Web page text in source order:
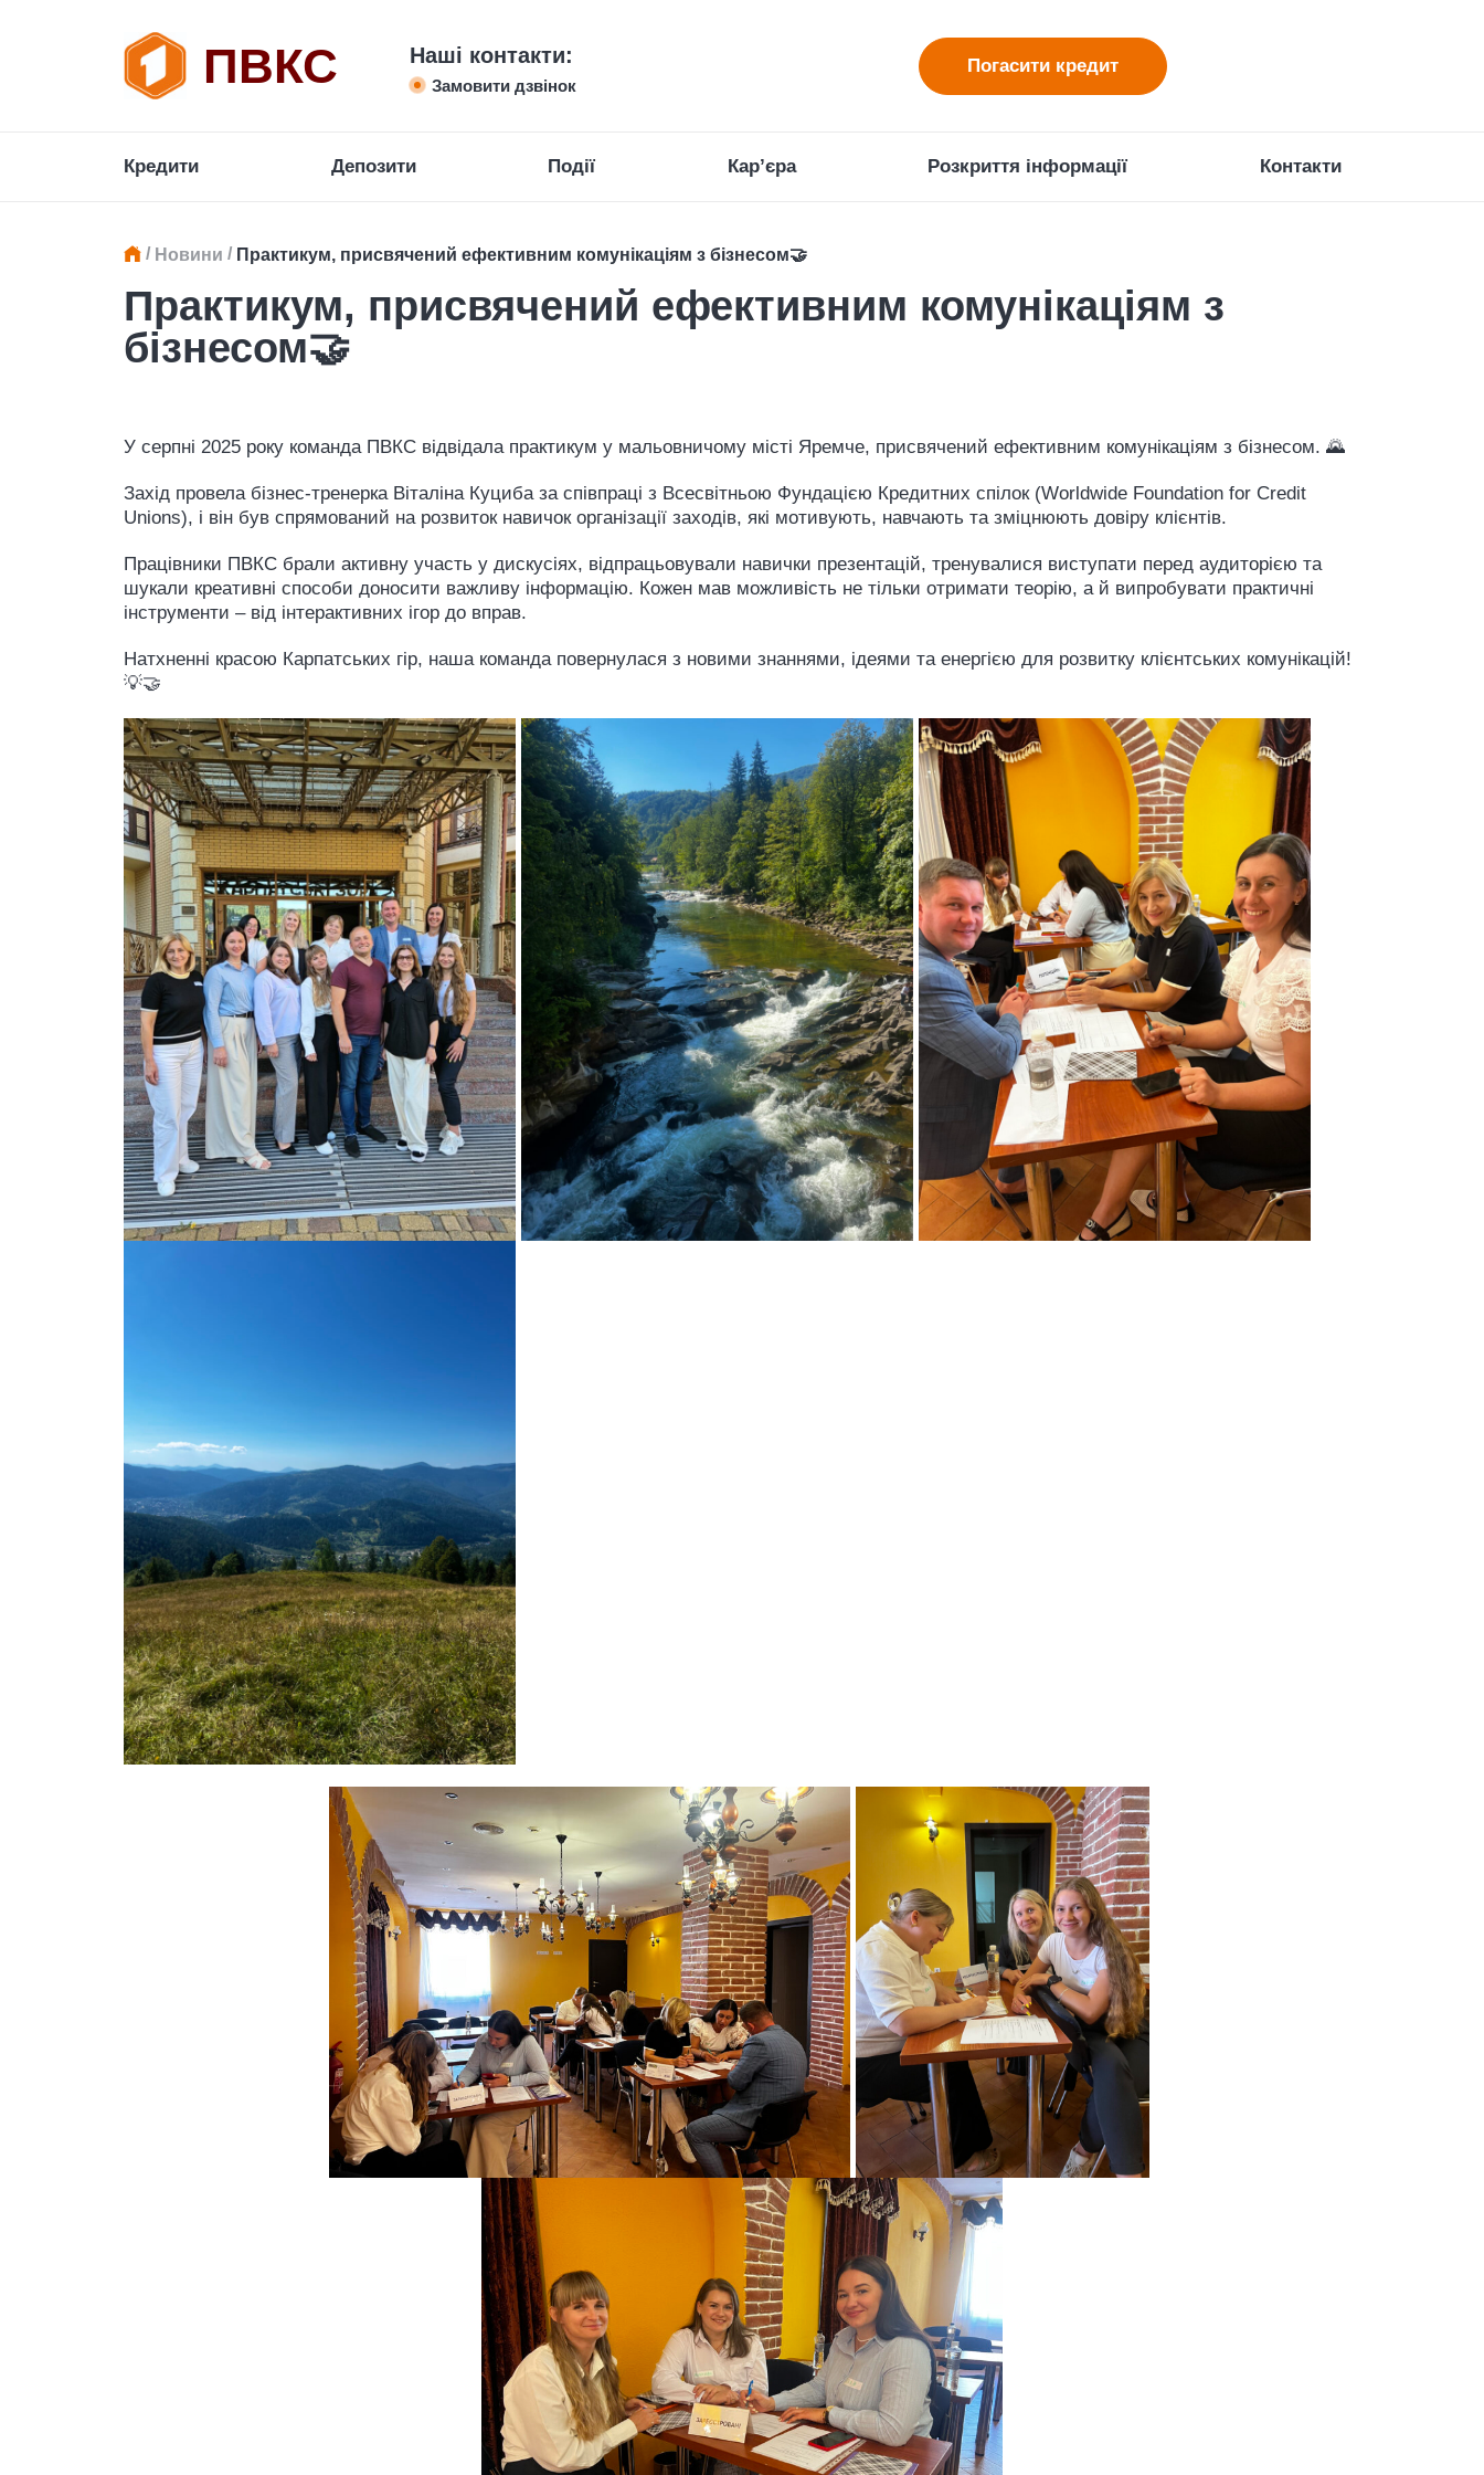
ПВКС Наші контакти:
Замовити дзвінок
Погасити кредит
Кредити Депозити Події Кар’єра Розкриття інформації Контакти
/ Новини / Практикум, присвячений ефективним комунікаціям з бізнесом🤝
Практикум, присвячений ефективним комунікаціям з
бізнесом🤝
У серпні 2025 року команда ПВКС відвідала практикум у мальовничому місті Яремче, присвячений ефективним комунікаціям з бізнесом. 🌄
Захід провела бізнес-тренерка Віталіна Куциба за співпраці з Всесвітньою Фундацією Кредитних спілок (Worldwide Foundation for Credit
Unions), і він був спрямований на розвиток навичок організації заходів, які мотивують, навчають та зміцнюють довіру клієнтів.
Працівники ПВКС брали активну участь у дискусіях, відпрацьовували навички презентацій, тренувалися виступати перед аудиторією та
шукали креативні способи доносити важливу інформацію. Кожен мав можливість не тільки отримати теорію, а й випробувати практичні
інструменти – від інтерактивних ігор до вправ.
Натхненні красою Карпатських гір, наша команда повернулася з новими знаннями, ідеями та енергією для розвитку клієнтських комунікацій!
💡🤝